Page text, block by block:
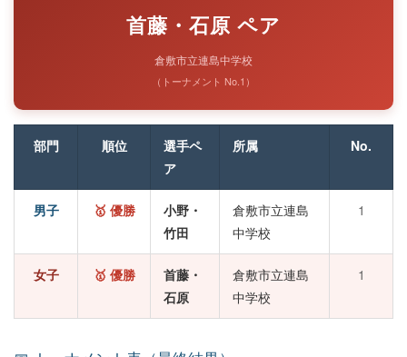
首藤・石原 ペア
倉敷市立連島中学校
（トーナメント No.1）
部門 順位
選手ペ
ア
所属 No.
男子 🥇 優勝
小野・
竹田
倉敷市立連島
中学校
1
女子 🥇 優勝
首藤・
石原
倉敷市立連島
中学校
1